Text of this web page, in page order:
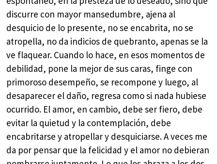
discurre con mayor mansedumbre, ajena al
desquicio de lo presente, no se encabrita, no se
atropella, no da indicios de quebranto, apenas se la
ve flaquear. Cuando lo hace, en esos momentos de
debilidad, pone la mejor de sus caras, finge con
primoroso desempeño, se recompone y luego, al
desaparecer el daño, regresa como si nada hubiese
ocurrido. El amor, en cambio, debe ser fiero, debe
evitar la quietud y la contemplación, debe
encabritarse y atropellar y desquiciarse. A veces me
da por pensar que la felicidad y el amor no debieran